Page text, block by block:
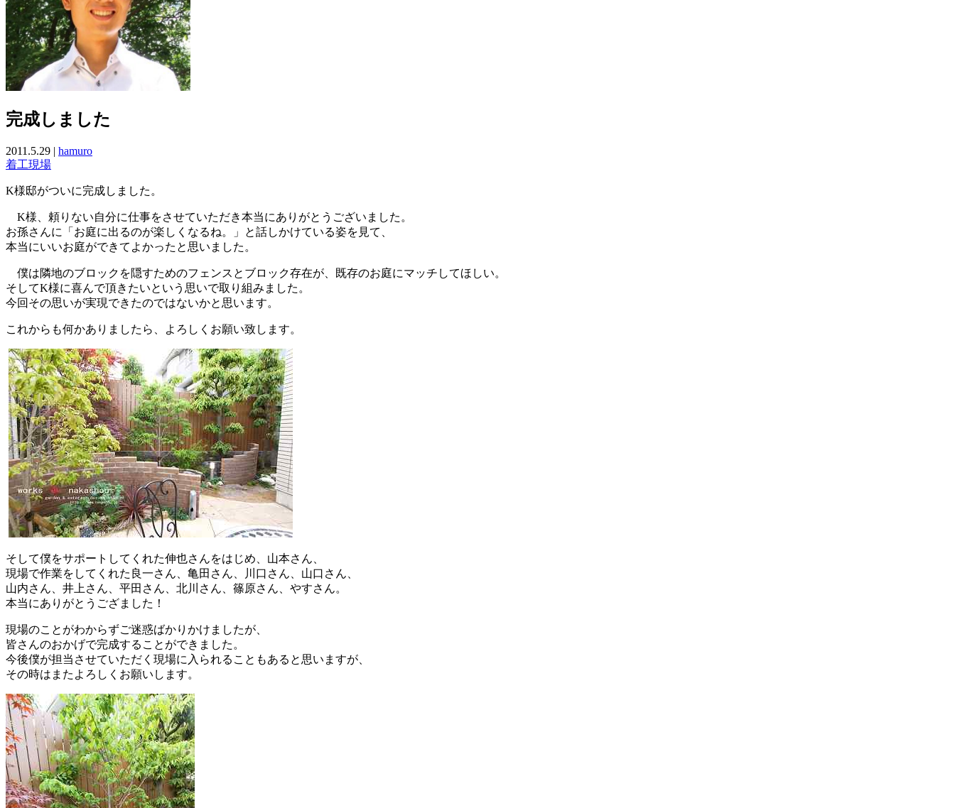
完成しました
2011.5.29 | hamuro
着工現場
K様邸がついに完成しました。
K様、頼りない自分に仕事をさせていただき本当にありがとうございました。
お孫さんに「お庭に出るのが楽しくなるね。」と話しかけている姿を見て、
本当にいいお庭ができてよかったと思いました。
僕は隣地のブロックを隠すためのフェンスとブロック存在が、既存のお庭にマッチしてほしい。
そしてK様に喜んで頂きたいという思いで取り組みました。
今回その思いが実現できたのではないかと思います。
これからも何かありましたら、よろしくお願い致します。
そして僕をサポートしてくれた伸也さんをはじめ、山本さん、
現場で作業をしてくれた良一さん、亀田さん、川口さん、山口さん、
山内さん、井上さん、平田さん、北川さん、篠原さん、やすさん。
本当にありがとうござました！
現場のことがわからずご迷惑ばかりかけましたが、
皆さんのおかげで完成することができました。
今後僕が担当させていただく現場に入られることもあると思いますが、
その時はまたよろしくお願いします。